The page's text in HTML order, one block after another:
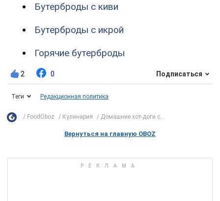
Бутерброды с киви
Бутерброды с икрой
Горячие бутерброды
2 0 Подписаться
Теги Редакционная политика
FoodOboz Кулинария Домашние хот-доги с...
Вернуться на главную OBOZ